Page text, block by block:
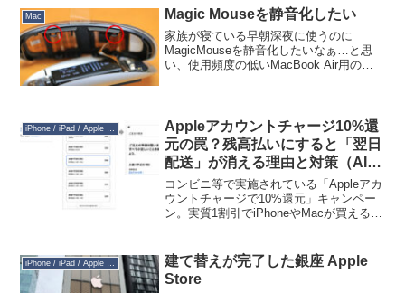
Mac Magic Mouseを静音化したい
家族が寝ている早朝深夜に使うのに
MagicMouseを静音化したいなぁ…と思
い、使用頻度の低いMacBook Air用の方
クレジット...
Appleアカウントチャージ10%還
元の罠？残高払いにすると「翌日
配送」が消える理由と対策（AI生
成記事）
コンビニ等で実施されている「Appleアカ
ウントチャージで10%還元」キャンペー
ン。実質1割引でiPhoneやMacが買えると
それは、「注文時には『翌日配送』と表
示され...
iPhone / iPad / Apple Watch
建て替えが完了した銀座 Apple
Store